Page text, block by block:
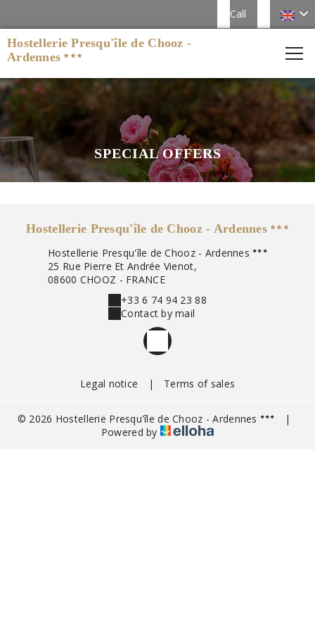
Call
Hostellerie Presqu'île de Chooz -
Ardennes
SPECIAL OFFERS
Hostellerie Presqu'île de Chooz - Ardennes
Hostellerie Presqu'île de Chooz - Ardennes
25 Rue Pierre Et Andrée Vienot,
08600 CHOOZ - FRANCE
+33 6 74 94 23 88
Contact by mail
Legal notice | Terms of sales
© 2026 Hostellerie Presqu'île de Chooz - Ardennes
|
Powered by